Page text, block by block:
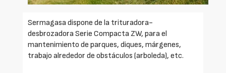
Sermagasa dispone de la trituradora-
desbrozadora Serie Compacta ZW, para el
mantenimiento de parques, diques, márgenes,
trabajo alrededor de obstáculos (arboleda), etc.